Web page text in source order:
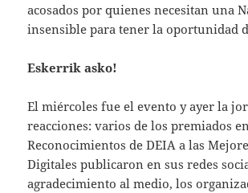
acosados por quienes necesitan una
insensible para tener la oportunidad
Eskerrik asko!
El miércoles fue el evento y ayer la
reacciones: varios de los premiados
Reconocimientos de DEIA a las
Digitales publicaron en sus redes
agradecimiento al medio, los